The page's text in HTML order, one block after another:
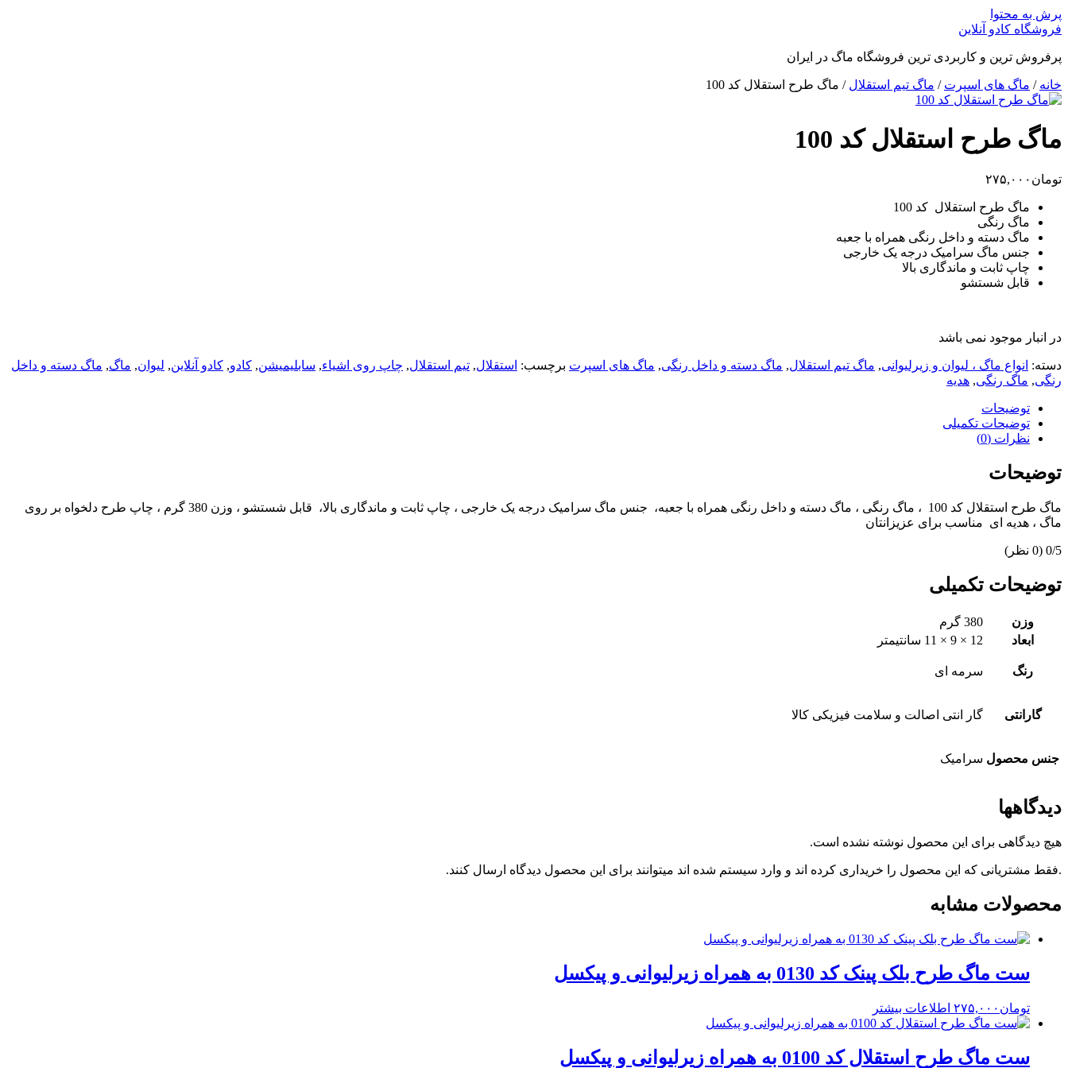
پرش به محتوا
فروشگاه کادو آنلاین
پرفروش ترین و کاربردی ترین فروشگاه ماگ در ایران
خانه / ماگ های اسپرت / ماگ تیم استقلال / ماگ طرح استقلال کد 100
ماگ طرح استقلال کد 100
تومان ۲۷۵,۰۰۰
ماگ طرح استقلال کد 100
ماگ رنگی
ماگ دسته و داخل رنگی همراه با جعبه
جنس ماگ سرامیک درجه یک خارجی
چاپ ثابت و ماندگاری بالا
قابل شستشو
در انبار موجود نمی باشد
دسته: انواع ماگ ، لیوان و زیرلیوانی, ماگ تیم استقلال, ماگ دسته و داخل رنگی, ماگ های اسپرت برچسب: استقلال, تیم استقلال, چاپ روی اشیاء, سابلیمیشن, کادو, کادو آنلاین, لیوان, ماگ, ماگ دسته و داخل
رنگی, ماگ رنگی, هدیه
توضیحات
توضیحات تکمیلی
نظرات (0)
توضیحات
ماگ طرح استقلال کد 100 ، ماگ رنگی ، ماگ دسته و داخل رنگی همراه با جعبه، جنس ماگ سرامیک درجه یک خارجی ، چاپ ثابت و ماندگاری بالا، قابل شستشو ، وزن 380 گرم ، چاپ طرح دلخواه بر روی
ماگ ، هدیه ای مناسب برای عزیزانتان
‫0/5 ‫(0 نظر)
توضیحات تکمیلی
وزن
380 گرم
ابعاد
12 × 9 × 11 سانتیمتر
رنگ سرمه ای
گارانتی گار انتی اصالت و سلامت فیزیکی کالا
جنس محصول سرامیک
دیدگاهها
هیچ دیدگاهی برای این محصول نوشته نشده است.
.فقط مشتریانی که این محصول را خریداری کرده اند و وارد سیستم شده اند میتوانند برای این محصول دیدگاه ارسال کنند.
محصولات مشابه
ست ماگ طرح بلک پینک کد 0130 به همراه زیرلیوانی و پیکسل
تومان ۲۷۵,۰۰۰ اطلاعات بیشتر
ست ماگ طرح استقلال کد 0100 به همراه زیرلیوانی و پیکسل